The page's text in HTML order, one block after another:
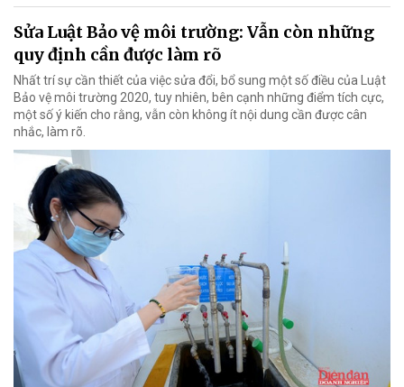
Sửa Luật Bảo vệ môi trường: Vẫn còn những
quy định cần được làm rõ
Nhất trí sự cần thiết của việc sửa đổi, bổ sung một số điều của Luật
Bảo vệ môi trường 2020, tuy nhiên, bên cạnh những điểm tích cực,
một số ý kiến cho rằng, vẫn còn không ít nội dung cần được cân
nhắc, làm rõ.